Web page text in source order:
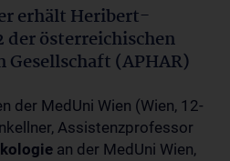
erhält Heribert-
österreichischen
(APHAR)
der MedUni Wien (Wien, 12-
Assistenzprofessor
an der MedUni Wien,